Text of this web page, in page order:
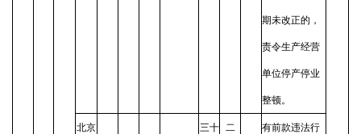
期未改正的，
责令生产经营
单位停产停业
整顿。
北京 三十 二 有前款违法行